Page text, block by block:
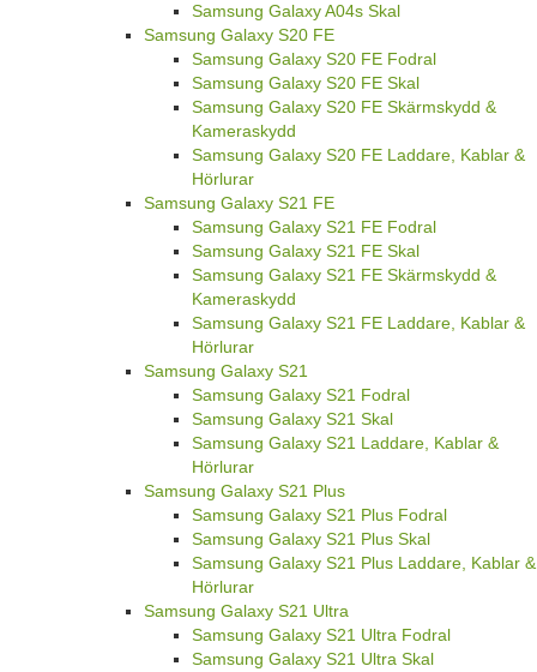
Samsung Galaxy A04s Skal
Samsung Galaxy S20 FE
Samsung Galaxy S20 FE Fodral
Samsung Galaxy S20 FE Skal
Samsung Galaxy S20 FE Skärmskydd &
Kameraskydd
Samsung Galaxy S20 FE Laddare, Kablar &
Hörlurar
Samsung Galaxy S21 FE
Samsung Galaxy S21 FE Fodral
Samsung Galaxy S21 FE Skal
Samsung Galaxy S21 FE Skärmskydd &
Kameraskydd
Samsung Galaxy S21 FE Laddare, Kablar &
Hörlurar
Samsung Galaxy S21
Samsung Galaxy S21 Fodral
Samsung Galaxy S21 Skal
Samsung Galaxy S21 Laddare, Kablar &
Hörlurar
Samsung Galaxy S21 Plus
Samsung Galaxy S21 Plus Fodral
Samsung Galaxy S21 Plus Skal
Samsung Galaxy S21 Plus Laddare, Kablar &
Hörlurar
Samsung Galaxy S21 Ultra
Samsung Galaxy S21 Ultra Fodral
Samsung Galaxy S21 Ultra Skal